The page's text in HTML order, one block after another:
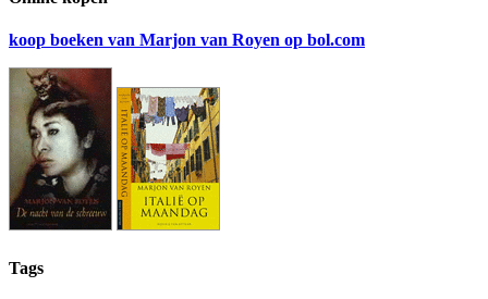
koop boeken van Marjon van Royen op bol.com
Tags